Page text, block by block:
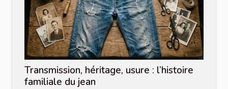
Transmission, héritage, usure : l’histoire
familiale du jean